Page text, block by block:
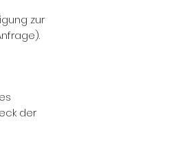
zur
der